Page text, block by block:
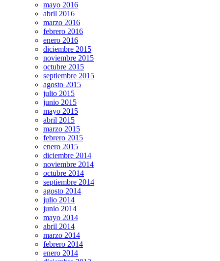
mayo 2016
abril 2016
marzo 2016
febrero 2016
enero 2016
diciembre 2015
noviembre 2015
octubre 2015
septiembre 2015
agosto 2015
julio 2015
junio 2015
mayo 2015
abril 2015
marzo 2015
febrero 2015
enero 2015
diciembre 2014
noviembre 2014
octubre 2014
septiembre 2014
agosto 2014
julio 2014
junio 2014
mayo 2014
abril 2014
marzo 2014
febrero 2014
enero 2014